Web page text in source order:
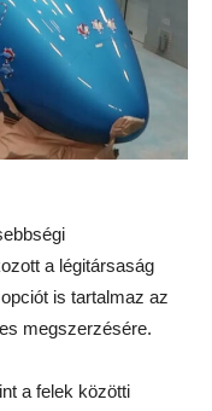
a légitársaság
is tartalmaz az
megszerzésére.
a felek közötti